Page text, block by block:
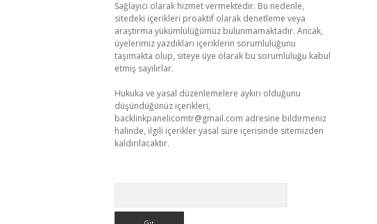
Sağlayıcı olarak hizmet vermektedir. Bu nedenle,
sitedeki içerikleri proaktif olarak denetleme veya
araştırma yükümlülüğümüz bulunmamaktadır. Ancak,
üyelerimiz yazdıkları içeriklerin sorumluluğunu
taşımakta olup, siteye üye olarak bu sorumluluğu kabul
etmiş sayılırlar.
Hukuka ve yasal düzenlemelere aykırı olduğunu
düşündüğünüz içerikleri,
backlinkpanelicomtr@gmail.com adresine bildirmeniz
halinde, ilgili içerikler yasal süre içerisinde sitemizden
kaldırılacaktır.